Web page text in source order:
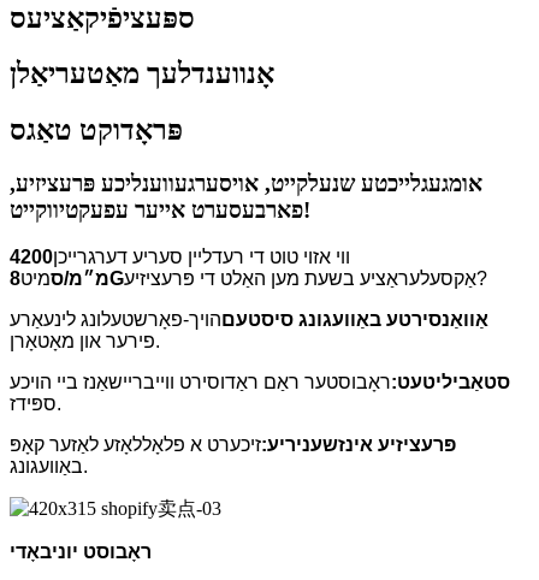
ספּעציפֿיקאַציעס
אָנווענדלעך מאַטעריאַלן
פּראָדוקט טאַגס
אומגעגלייכטע שנעלקייט, אויסערגעווענליכע פּרעציזיע,
פארבעסערט אייער עפעקטיווקייט!
ווי אזוי טוט די רעדליין סעריע דערגרייכן4200
מ״מ/סמיט 8G
אַקסעלעראַציע בשעת מען האַלט די פּרעציזיע?
אַוואַנסירטע באַוועגונג סיסטעםהויך-פאָרשטעלונג לינעאַרע
פירער און מאָטאָרן.
סטאַביליטעט:ראָבוסטער ראַם ראַדוסירט ווייבריישאַנז ביי הויכע
ספּידז.
פּרעציזיע אינזשעניריע:זיכערט א פלאָללאָזע לאַזער קאָפּ
באַוועגונג.
ראָבוסט יוניבאָדי